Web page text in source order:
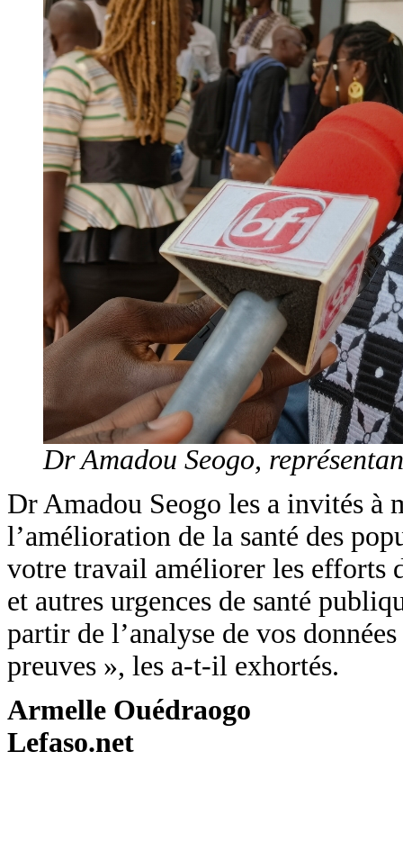
Dr Amadou Seogo,
Dr Amadou Seogo les a invités à
l’amélioration de la santé des
votre travail améliorer les efforts
et autres urgences de santé
partir de l’analyse de vos
preuves », les a-t-il exhortés.
Armelle Ouédraogo
Lefaso.net